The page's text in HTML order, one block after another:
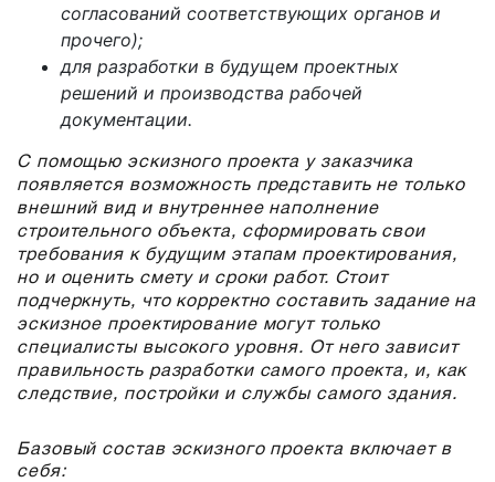
согласований соответствующих органов и
прочего);
для разработки в будущем проектных
решений и производства рабочей
документации.
С помощью эскизного проекта у заказчика
появляется возможность представить не только
внешний вид и внутреннее наполнение
строительного объекта, сформировать свои
требования к будущим этапам проектирования,
но и оценить смету и сроки работ. Стоит
подчеркнуть, что корректно составить задание на
эскизное проектирование могут только
специалисты высокого уровня. От него зависит
правильность разработки самого проекта, и, как
следствие, постройки и службы самого здания.
Базовый состав эскизного проекта включает в
себя: